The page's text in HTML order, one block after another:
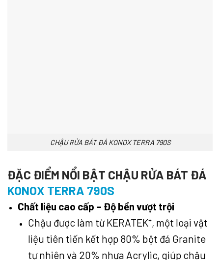
CHẬU RỬA BÁT ĐÁ KONOX TERRA 790S
ĐẶC ĐIỂM NỔI BẬT CHẬU RỬA BÁT ĐÁ
KONOX TERRA 790S
Chất liệu cao cấp – Độ bền vượt trội
Chậu được làm từ KERATEK⁺, một loại vật
liệu tiên tiến kết hợp 80% bột đá Granite
tự nhiên và 20% nhựa Acrylic, giúp chậu